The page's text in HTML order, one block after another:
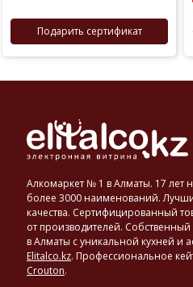
Подарить сертификат
Алкомаркет № 1 в Алматы. 17 лет
более 3000 наименований.
качества. Сертифицированный
от производителей. Собственный
в Алматы с уникальной кухней и
Elitalco.kz. Профессиональное
Crouton.